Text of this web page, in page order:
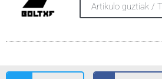
Artikulo guztiak /